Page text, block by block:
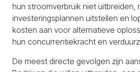
hun stroomverbruik niet uitbreiden,
investeringsplannen uitstellen en
kosten aan voor alternatieve
hun concurrentiekracht en
De meest directe gevolgen zijn